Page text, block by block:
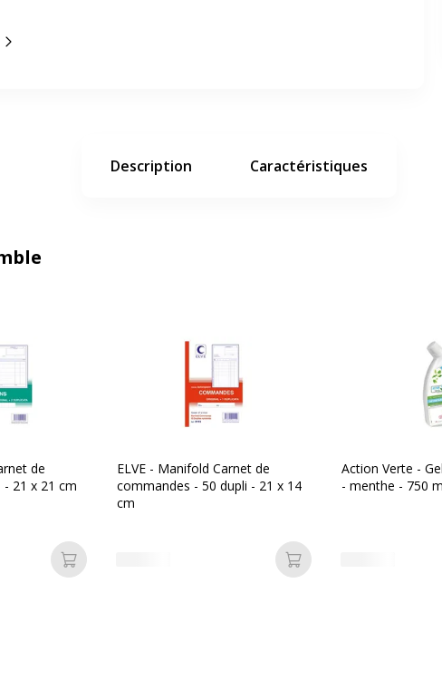
Slide suivant
Description Caractéristiques
de
21 x 21 cm
Ajouter au panier
ELVE - Manifold Carnet de
commandes - 50 dupli - 21 x 14
cm
Ajouter au panier
Action Verte -
- menthe - 750